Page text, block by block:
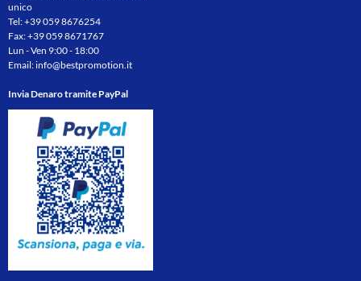
unico
Tel:+39 059 8676254
Fax: +39 059 8671767
Lun - Ven 9:00 - 18:00
Email:info@bestpromotion.it
Invia Denaro tramite PayPal